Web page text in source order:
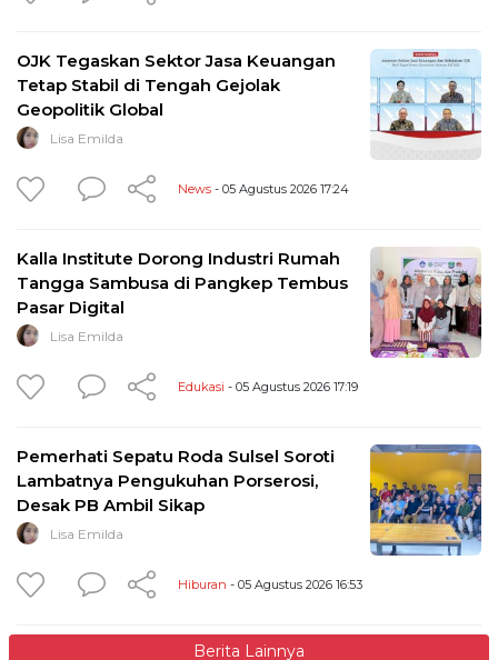
OJK Tegaskan Sektor Jasa Keuangan
Tetap Stabil di Tengah Gejolak
Geopolitik Global
Lisa Emilda
News - 05 Agustus 2026 17:24
Kalla Institute Dorong Industri Rumah
Tangga Sambusa di Pangkep Tembus
Pasar Digital
Lisa Emilda
Edukasi - 05 Agustus 2026 17:19
Pemerhati Sepatu Roda Sulsel Soroti
Lambatnya Pengukuhan Porserosi,
Desak PB Ambil Sikap
Lisa Emilda
Hiburan - 05 Agustus 2026 16:53
Berita Lainnya